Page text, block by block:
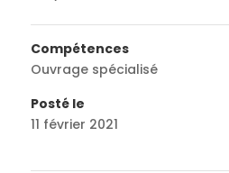
Compétences
Ouvrage spécialisé
Posté le
11 février 2021